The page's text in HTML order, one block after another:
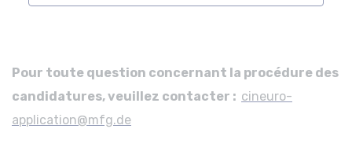
Pour toute question concernant la procédure des
candidatures, veuillez contacter : cineuro-
application@mfg.de